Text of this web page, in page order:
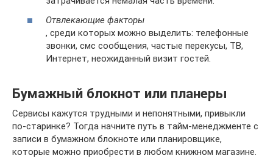
Отвлекающие факторы
, среди которых можно выделить: телефонные
звонки, смс сообщения, частые перекусы, ТВ,
Интернет, неожиданный визит гостей.
Бумажный блокнот или планеры
Сервисы кажутся трудными и непонятными, привыкли
по-старинке? Тогда начните путь в тайм-менеджменте с
записи в бумажном блокноте или планировщике,
которые можно приобрести в любом книжном магазине.